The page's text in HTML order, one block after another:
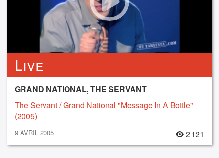
Live
GRAND NATIONAL, THE SERVANT
The Servant / Grand National "Message In A Bottle"
(2005)
9 AVRIL 2005 2 121